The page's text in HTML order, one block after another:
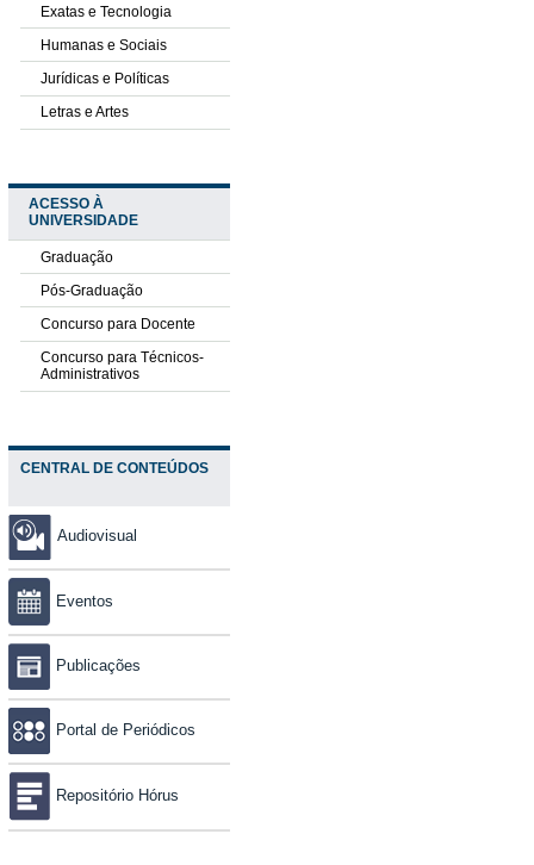
Exatas e Tecnologia
Humanas e Sociais
Jurídicas e Políticas
Letras e Artes
ACESSO À
UNIVERSIDADE
Graduação
Pós-Graduação
Concurso para Docente
Concurso para Técnicos-
Administrativos
CENTRAL DE CONTEÚDOS
Audiovisual
Eventos
Publicações
Portal de Periódicos
Repositório Hórus